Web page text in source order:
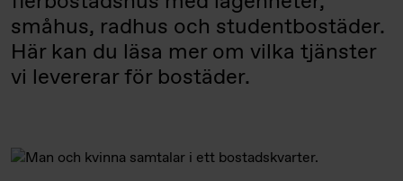
småhus, radhus och studentbostäder.
Här kan du läsa mer om vilka tjänster
vi levererar för bostäder.